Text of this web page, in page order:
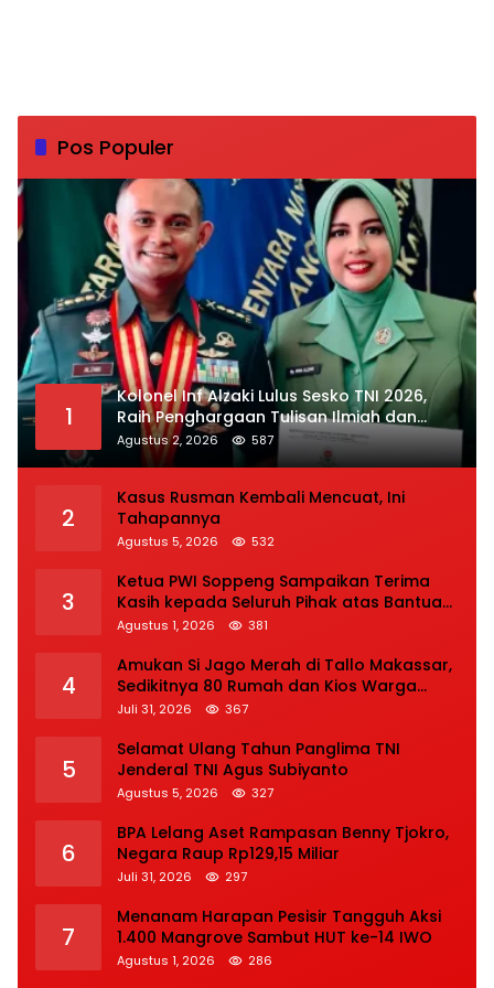
Pos Populer
1
Kolonel Inf Alzaki Lulus Sesko TNI 2026,
Raih Penghargaan Tulisan Ilmiah dan
Jasmani Terbaik
Agustus 2, 2026 587
2
Kasus Rusman Kembali Mencuat, Ini
Tahapannya
Agustus 5, 2026 532
3
Ketua PWI Soppeng Sampaikan Terima
Kasih kepada Seluruh Pihak atas Bantuan
terhadap Adiknya Korban Kecelakaan
Agustus 1, 2026 381
4
Amukan Si Jago Merah di Tallo Makassar,
Sedikitnya 80 Rumah dan Kios Warga
Hangus, Pemadaman Berlangsung Tiga
Juli 31, 2026 367
5
Selamat Ulang Tahun Panglima TNI
Jenderal TNI Agus Subiyanto
Agustus 5, 2026 327
6
BPA Lelang Aset Rampasan Benny Tjokro,
Negara Raup Rp129,15 Miliar
Juli 31, 2026 297
7
Menanam Harapan Pesisir Tangguh Aksi
1.400 Mangrove Sambut HUT ke-14 IWO
Agustus 1, 2026 286